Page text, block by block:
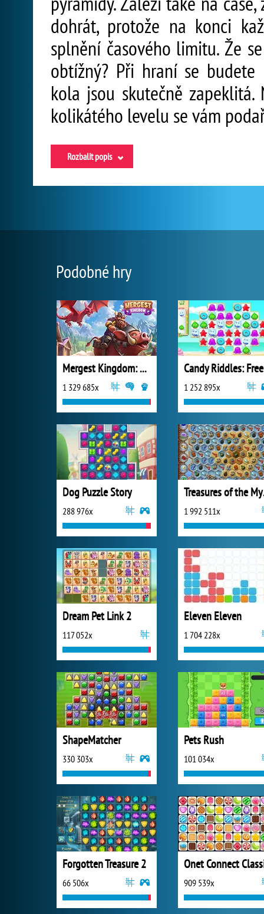
dohrát, protože na konci
splnění časového limitu. Že
obtížný? Při hraní se
kola jsou skutečně
kolikátého levelu se vám
Rozbalit popis
Podobné hry
Mergest Kingdom: Merge Puzzle
1 329 685x 1 252 895x
Dog Puzzle Story
288 976x 1 992 511x
Dream Pet Link 2
117 052x
Eleven Eleven
1 704 228x
ShapeMatcher
330 303x
Pets Rush
101 034x
Forgotten Treasure 2
66 506x
Onet Connect
909 539x